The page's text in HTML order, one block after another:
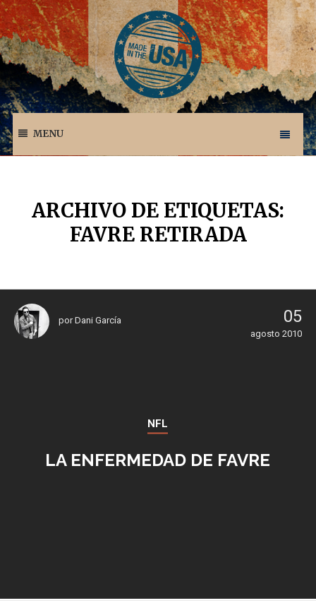
MENU
ARCHIVO DE ETIQUETAS:
FAVRE RETIRADA
porDani García 05
agosto 2010
NFL
LA ENFERMEDAD DE FAVRE